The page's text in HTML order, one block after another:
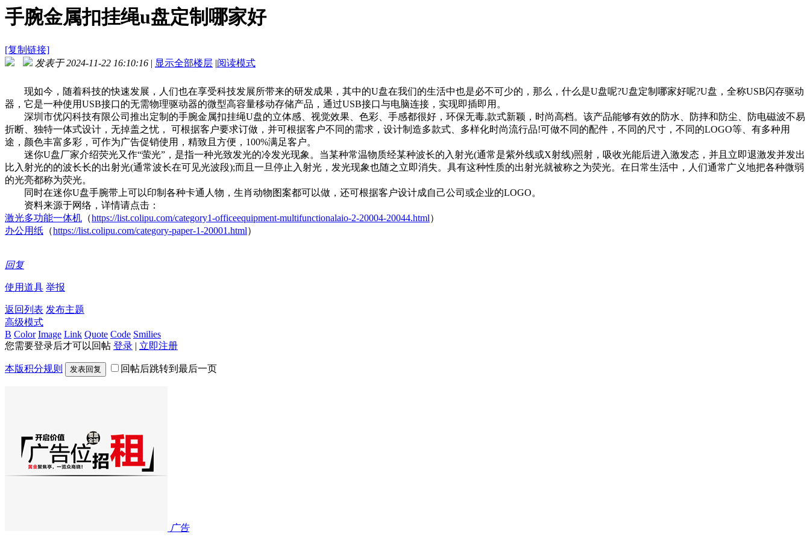
手腕金属扣挂绳u盘定制哪家好
[复制链接]
发表于 2024-11-22 16:10:16 | 显示全部楼层 |阅读模式
现如今，随着科技的快速发展，人们也在享受科技发展所带来的研发成果，其中的U盘在我们的生活中也是必不可少的，那么，什么是U盘呢?U盘定制哪家好呢?U盘，全称USB闪存驱动
器，它是一种使用USB接口的无需物理驱动器的微型高容量移动存储产品，通过USB接口与电脑连接，实现即插即用。
深圳市优闪科技有限公司推出定制的手腕金属扣挂绳U盘的立体感、视觉效果、色彩、手感都很好，环保无毒,款式新颖，时尚高档。该产品能够有效的防水、防摔和防尘、防电磁波不易
折断、独特一体式设计，无掉盖之忧， 可根据客户要求订做，并可根据客户不同的需求，设计制造多款式、多样化时尚流行品!可做不同的配件，不同的尺寸，不同的LOGO等、有多种用
途，颜色丰富多彩，可作为广告促销使用，精致且方便，100%满足客户。
迷你U盘厂家介绍荧光又作“萤光”，是指一种光致发光的冷发光现象。当某种常温物质经某种波长的入射光(通常是紫外线或X射线)照射，吸收光能后进入激发态，并且立即退激发并发出
比入射光的的波长长的出射光(通常波长在可见光波段);而且一旦停止入射光，发光现象也随之立即消失。具有这种性质的出射光就被称之为荧光。在日常生活中，人们通常广义地把各种微弱
的光亮都称为荧光。
同时在迷你U盘手腕带上可以印制各种卡通人物，生肖动物图案都可以做，还可根据客户设计成自己公司或企业的LOGO。
资料来源于网络，详情请点击：
激光多功能一体机 （https://list.colipu.com/category1-officeequipment-multifunctionalaio-2-20004-20044.html）
办公用纸 （https://list.colipu.com/category-paper-1-20001.html）
回复
使用道具 举报
返回列表 发布主题
高级模式
B Color Image Link Quote Code Smilies
您需要登录后才可以回帖 登录 | 立即注册
本版积分规则 发表回复 回帖后跳转到最后一页
广告